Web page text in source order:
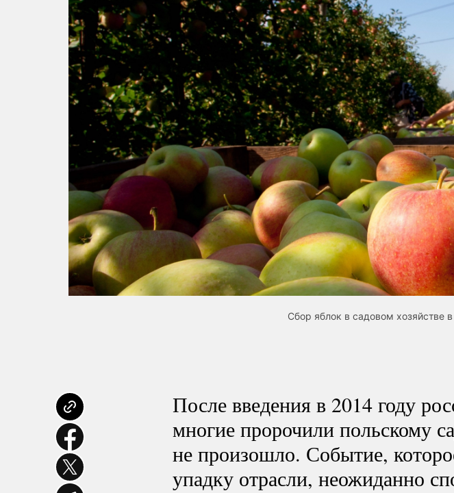
Сбор яблок в садовом хозяйстве
После введения в 2014 году
многие пророчили польскому
не произошло. Событие,
упадку отрасли, неожиданно